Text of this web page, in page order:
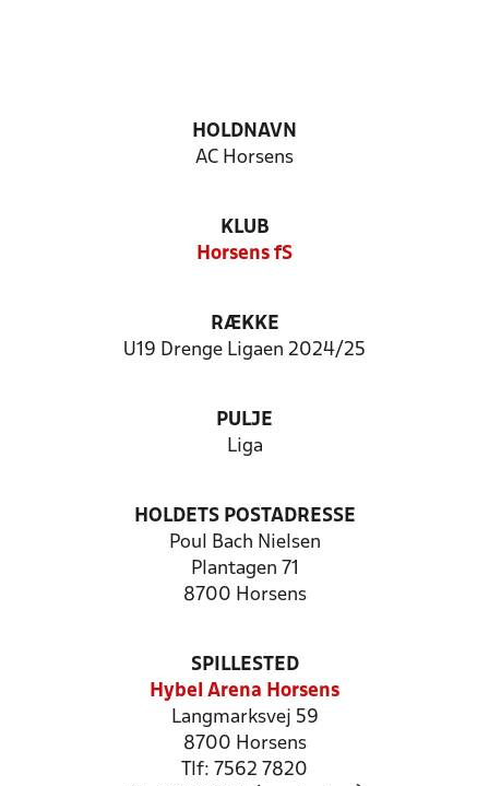
HOLDNAVN
AC Horsens
KLUB
Horsens fS
RÆKKE
U19 Drenge Ligaen 2024/25
PULJE
Liga
HOLDETS POSTADRESSE
Poul Bach Nielsen
Plantagen 71
8700 Horsens
SPILLESTED
Hybel Arena Horsens
Langmarksvej 59
8700 Horsens
Tlf: 7562 7820